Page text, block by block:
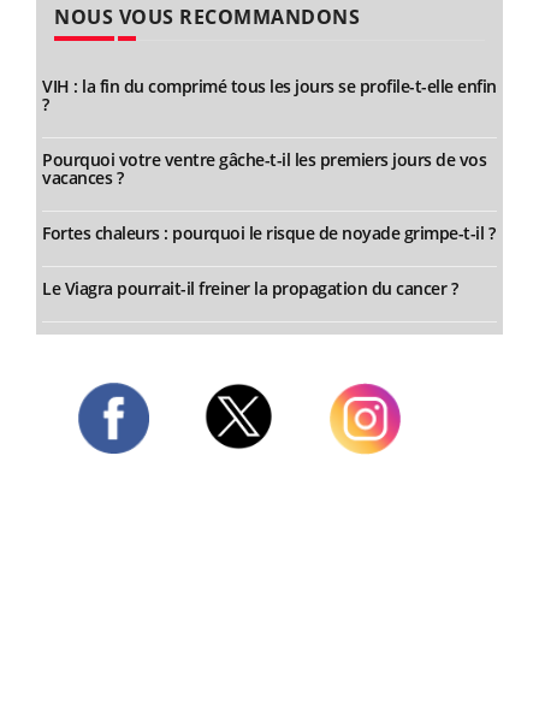
NOUS VOUS RECOMMANDONS
VIH : la fin du comprimé tous les jours se profile-t-elle enfin
?
Pourquoi votre ventre gâche-t-il les premiers jours de vos
vacances ?
Fortes chaleurs : pourquoi le risque de noyade grimpe-t-il ?
Le Viagra pourrait-il freiner la propagation du cancer ?